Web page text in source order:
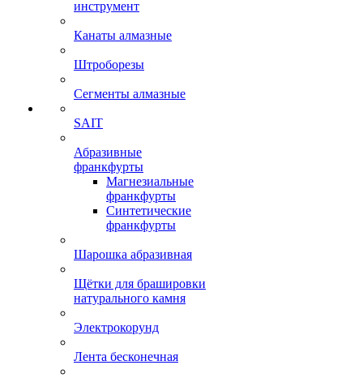
инструмент
Канаты алмазные
Штроборезы
Сегменты алмазные
SAIT
Абразивные
франкфурты
Магнезиальные
франкфурты
Синтетические
франкфурты
Шарошка абразивная
Щётки для брашировки
натурального камня
Электрокорунд
Лента бесконечная